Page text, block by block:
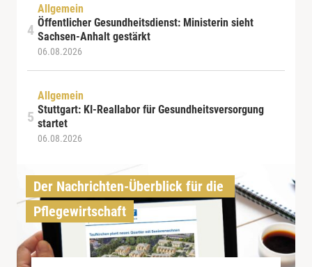
Allgemein
Öffentlicher Gesundheitsdienst: Ministerin sieht
Sachsen-Anhalt gestärkt
06.08.2026
Allgemein
Stuttgart: KI-Reallabor für Gesundheitsversorgung
startet
06.08.2026
Der Nachrichten-Überblick für die
Pflegewirtschaft